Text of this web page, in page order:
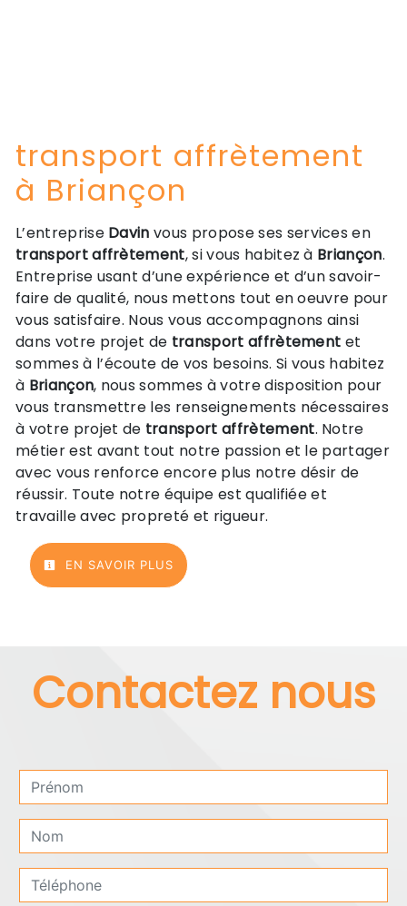
transport affrètement
à Briançon
L’entreprise Davin vous propose ses services en
transport affrètement, si vous habitez à Briançon.
Entreprise usant d’une expérience et d’un savoir-
faire de qualité, nous mettons tout en oeuvre pour
vous satisfaire. Nous vous accompagnons ainsi
dans votre projet de transport affrètement et
sommes à l’écoute de vos besoins. Si vous habitez
à Briançon, nous sommes à votre disposition pour
vous transmettre les renseignements nécessaires
à votre projet de transport affrètement. Notre
métier est avant tout notre passion et le partager
avec vous renforce encore plus notre désir de
réussir. Toute notre équipe est qualifiée et
travaille avec propreté et rigueur.
EN SAVOIR PLUS
Contactez nous